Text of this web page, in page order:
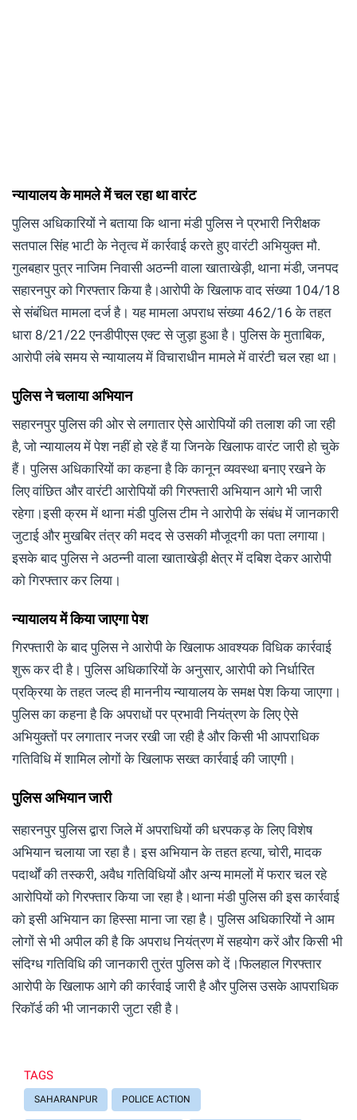
न्यायालय के मामले में चल रहा था वारंट
पुलिस अधिकारियों ने बताया कि थाना मंडी पुलिस ने प्रभारी निरीक्षक
सतपाल सिंह भाटी के नेतृत्व में कार्रवाई करते हुए वारंटी अभियुक्त मौ.
गुलबहार पुत्र नाजिम निवासी अठन्नी वाला खाताखेड़ी, थाना मंडी, जनपद
सहारनपुर को गिरफ्तार किया है।आरोपी के खिलाफ वाद संख्या 104/18
से संबंधित मामला दर्ज है। यह मामला अपराध संख्या 462/16 के तहत
धारा 8/21/22 एनडीपीएस एक्ट से जुड़ा हुआ है। पुलिस के मुताबिक,
आरोपी लंबे समय से न्यायालय में विचाराधीन मामले में वारंटी चल रहा था।
पुलिस ने चलाया अभियान
सहारनपुर पुलिस की ओर से लगातार ऐसे आरोपियों की तलाश की जा रही
है, जो न्यायालय में पेश नहीं हो रहे हैं या जिनके खिलाफ वारंट जारी हो चुके
हैं। पुलिस अधिकारियों का कहना है कि कानून व्यवस्था बनाए रखने के
लिए वांछित और वारंटी आरोपियों की गिरफ्तारी अभियान आगे भी जारी
रहेगा।इसी क्रम में थाना मंडी पुलिस टीम ने आरोपी के संबंध में जानकारी
जुटाई और मुखबिर तंत्र की मदद से उसकी मौजूदगी का पता लगाया।
इसके बाद पुलिस ने अठन्नी वाला खाताखेड़ी क्षेत्र में दबिश देकर आरोपी
को गिरफ्तार कर लिया।
न्यायालय में किया जाएगा पेश
गिरफ्तारी के बाद पुलिस ने आरोपी के खिलाफ आवश्यक विधिक कार्रवाई
शुरू कर दी है। पुलिस अधिकारियों के अनुसार, आरोपी को निर्धारित
प्रक्रिया के तहत जल्द ही माननीय न्यायालय के समक्ष पेश किया जाएगा।
पुलिस का कहना है कि अपराधों पर प्रभावी नियंत्रण के लिए ऐसे
अभियुक्तों पर लगातार नजर रखी जा रही है और किसी भी आपराधिक
गतिविधि में शामिल लोगों के खिलाफ सख्त कार्रवाई की जाएगी।
पुलिस अभियान जारी
सहारनपुर पुलिस द्वारा जिले में अपराधियों की धरपकड़ के लिए विशेष
अभियान चलाया जा रहा है। इस अभियान के तहत हत्या, चोरी, मादक
पदार्थों की तस्करी, अवैध गतिविधियों और अन्य मामलों में फरार चल रहे
आरोपियों को गिरफ्तार किया जा रहा है।थाना मंडी पुलिस की इस कार्रवाई
को इसी अभियान का हिस्सा माना जा रहा है। पुलिस अधिकारियों ने आम
लोगों से भी अपील की है कि अपराध नियंत्रण में सहयोग करें और किसी भी
संदिग्ध गतिविधि की जानकारी तुरंत पुलिस को दें।फिलहाल गिरफ्तार
आरोपी के खिलाफ आगे की कार्रवाई जारी है और पुलिस उसके आपराधिक
रिकॉर्ड की भी जानकारी जुटा रही है।
TAGS
SAHARANPUR POLICE ACTION